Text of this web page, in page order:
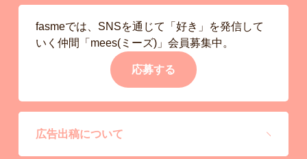
fasmeでは、SNSを通じて「好き」を発信して
いく仲間「mees(ミーズ)」会員募集中。
応募する
広告出稿について